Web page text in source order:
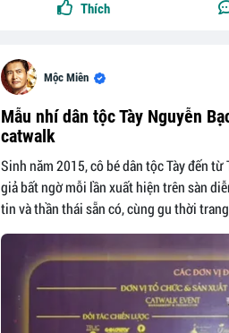
Thích
Mộc Miên
Mẫu nhí dân tộc Tày Nguyễn
catwalk
Sinh năm 2015, cô bé dân tộc Tày đến
giả bất ngờ mỗi lần xuất hiện trên sàn
tin và thần thái sẵn có, cùng gu thời